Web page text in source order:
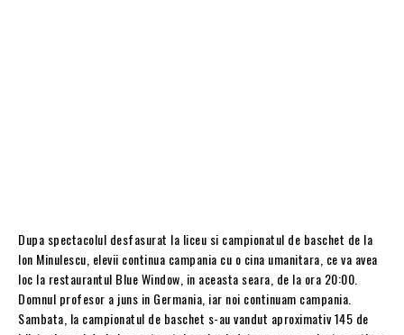
Dupa spectacolul desfasurat la liceu si campionatul de baschet de la
Ion Minulescu, elevii continua campania cu o cina umanitara, ce va avea
loc la restaurantul Blue Window, in aceasta seara, de la ora 20:00.
Domnul profesor a juns in Germania, iar noi continuam campania.
Sambata, la campionatul de baschet s-au vandut aproximativ 145 de